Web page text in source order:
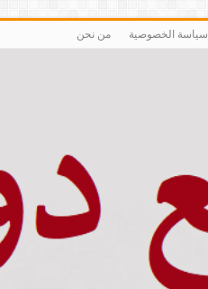
سياسة الخصوصية من نحن